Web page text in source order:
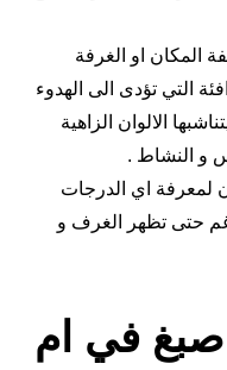
المكان او الغرفة
التي تؤدى الى الهدوء
الالوان الزاهية
و النشاط .
لمعرفة اي الدرجات
حتى تظهر الغرف و
في ام